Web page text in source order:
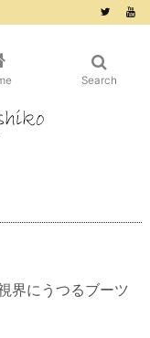
Search
界にうつるブーツ